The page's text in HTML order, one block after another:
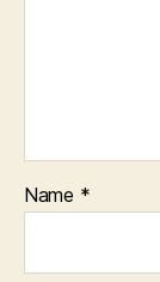
Name *